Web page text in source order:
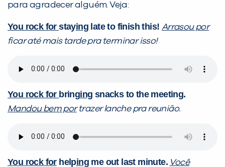
para agradecer alguém. Veja:
You rock forstaying late to finish this! Arrasou por
ficar até mais tarde pra terminar isso!
You rock for bringing snacks to the meeting.
Mandou bem portrazer lanche pra reunião.
You rock forhelping me out last minute. Você